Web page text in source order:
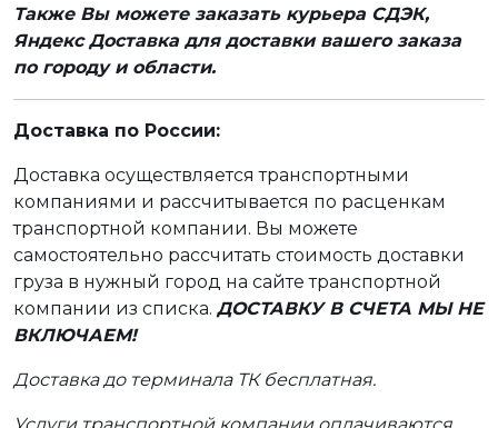
Также Вы можете заказать курьера СДЭК,
Яндекс Доставка для доставки вашего заказа
по городу и области.
Доставка по России:
Доставка осуществляется транспортными
компаниями и рассчитывается по расценкам
транспортной компании. Вы можете
самостоятельно рассчитать стоимость доставки
груза в нужный город на сайте транспортной
компании из списка. ДОСТАВКУ В СЧЕТА МЫ НЕ
ВКЛЮЧАЕМ!
Доставка до терминала ТК бесплатная.